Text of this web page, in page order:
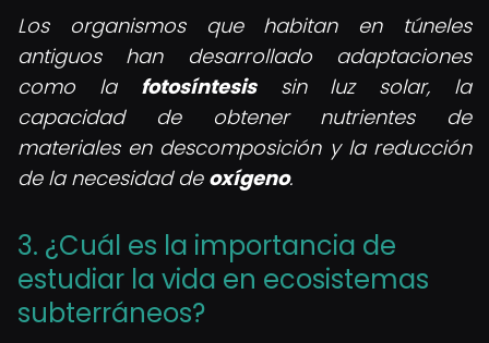
Los organismos que habitan en túneles
antiguos han desarrollado adaptaciones
como la fotosíntesissin luz solar, la
capacidad de obtener nutrientes de
materiales en descomposición y la reducción
de la necesidad de oxígeno.
3. ¿Cuál es la importancia de
estudiar la vida en ecosistemas
subterráneos?